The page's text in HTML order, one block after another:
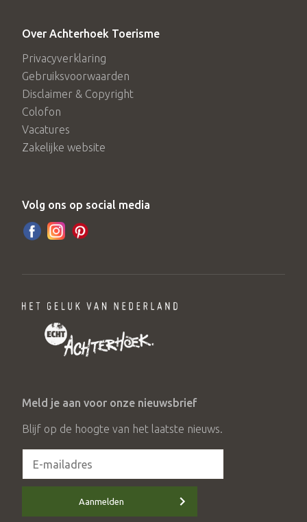
Over Achterhoek Toerisme
Privacyverklaring
Gebruiksvoorwaarden
Disclaimer & Copyright
Colofon
Vacatures
Zakelijke website
Volg ons op social media
Meld je aan voor onze nieuwsbrief
Blijf op de hoogte van het laatste nieuws.
Aanmelden